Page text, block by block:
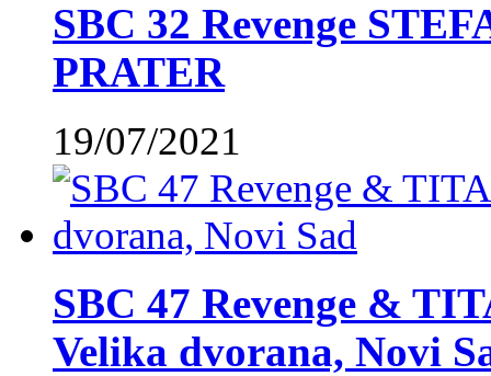
SBC 32 Revenge
PRATER
19/07/2021
SBC 47 Revenge &
Velika dvorana, Novi